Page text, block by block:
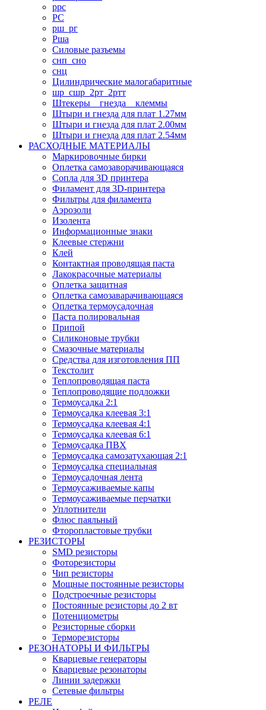
ррс
РС
рш_рг
Рша
Силовые разъемы
снп_сно
снц
Цилиндрические малогабаритные
шр_сшр_2рт_2ртт
Штекеры _ гнезда _ клеммы
Штыри и гнезда для плат 1.27мм
Штыри и гнезда для плат 2.00мм
Штыри и гнезда для плат 2.54мм
РАСХОДНЫЕ МАТЕРИАЛЫ
Маркировочные бирки
Оплетка самозаворачивающаяся
Сопла для 3D принтера
Филамент для 3D-принтера
Фильтры для филамента
Аэрозоли
Изолента
Информационные знаки
Клеевые стержни
Клей
Контактная проводящая паста
Лакокрасочные материалы
Оплетка защитная
Оплетка самозаварачивающаяся
Оплетка термоусадочная
Паста полировальная
Припой
Силиконовые трубки
Смазочные материалы
Средства для изготовления ПП
Текстолит
Теплопроводящая паста
Теплопроводящие подложки
Термоусадка 2:1
Термоусадка клеевая 3:1
Термоусадка клеевая 4:1
Термоусадка клеевая 6:1
Термоусадка ПВХ
Термоусадка самозатухающая 2:1
Термоусадка специальная
Термоусадочная лента
Термоусаживаемые капы
Термоусаживаемые перчатки
Уплотнители
Флюс паяльный
Фторопластовые трубки
РЕЗИСТОРЫ
SMD резисторы
Фоторезисторы
Чип резисторы
Мощные постоянные резисторы
Подстроечные резисторы
Постоянные резисторы до 2 вт
Потенциометры
Резисторные сборки
Терморезисторы
РЕЗОНАТОРЫ И ФИЛЬТРЫ
Кварцевые генераторы
Кварцевые резонаторы
Линии задержки
Сетевые фильтры
РЕЛЕ